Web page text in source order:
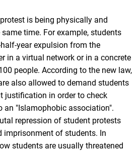
is being physically and
time. For example, students
year expulsion from the
in a virtual network or in a concrete
people. According to the new law,
also allowed to demand students
justification in order to check
an "Islamophobic association".
repression of student protests
imprisonment of students. In
students are usually threatened